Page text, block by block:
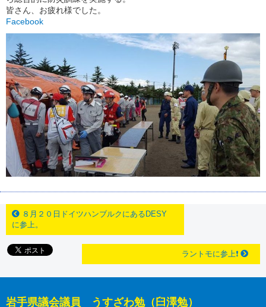
皆さん、お疲れ様でした。
Facebook
８月２０日ドイツハンブルクにあるDESY
に参上。
ラントモに参上❗
岩手県議会議員 うすざわ勉（臼澤勉）